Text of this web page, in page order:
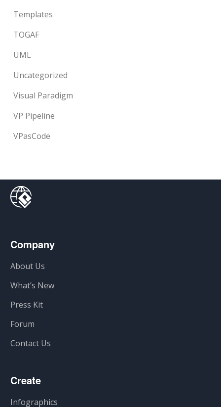
Templates
TOGAF
UML
Uncategorized
Visual Paradigm
VP Pipeline
VPasCode
Company
About Us
What’s New
Press Kit
Forum
Contact Us
Create
Infographics